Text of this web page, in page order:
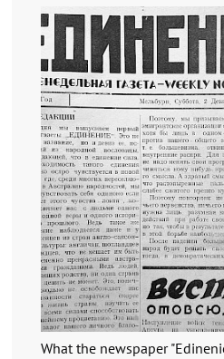
What the newspaper